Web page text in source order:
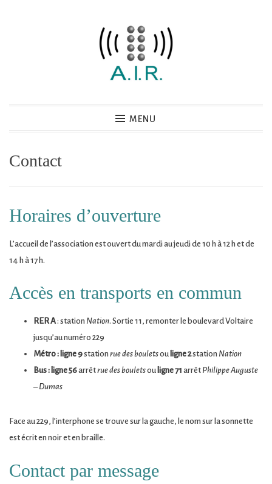
Association AIR
MENU
Contact
Horaires d’ouverture
L’accueil de l’association est ouvert du mardi au jeudi de 10 h à 12 h et de
14 h à 17 h.
Accès en transports en commun
RER A: station Nation. Sortie 11, remonter le boulevard Voltaire
jusqu’au numéro 229
Métro : ligne 9station rue des bouletsou ligne 2station Nation
Bus : ligne 56arrêtrue des bouletsou ligne 71 arrêt Philippe Auguste
– Dumas
Face au 229, l’interphone se trouve sur la gauche, le nom sur la sonnette
est écrit en noir et en braille.
Contact par message